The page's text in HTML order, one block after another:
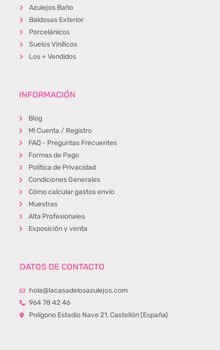
Azulejos Baño
Baldosas Exterior
Porcelánicos
Suelos Vinílicos
Los + Vendidos
INFORMACIÓN
Blog
Mi Cuenta / Registro
FAQ - Preguntas Frecuentes
Formas de Pago
Política de Privacidad
Condiciones Generales
Cómo calcular gastos envío
Muestras
Alta Profesionales
Exposición y venta
DATOS DE CONTACTO
hola@lacasadelosazulejos.com
964 78 42 46
Polígono Estadio Nave 21, Castellón (España)